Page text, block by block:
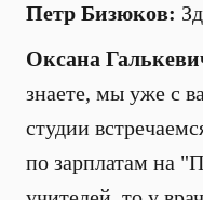
Петр Бизюков:
Оксана
знаете, мы уже с
студии
по зарплатам на